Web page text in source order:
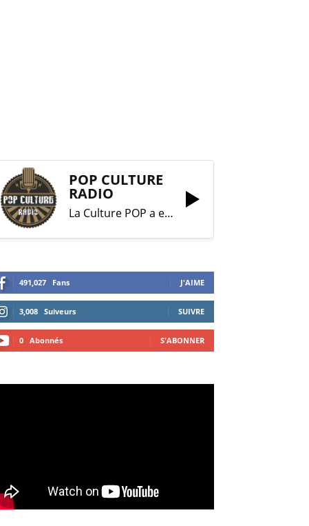
POP CULTURE
RADIO
La Culture POP a enfin trouvé sa RADIO !
491,027 Fans J'AIME
3,008 Suiveurs SUIVRE
0 Abonnés S'ABONNER